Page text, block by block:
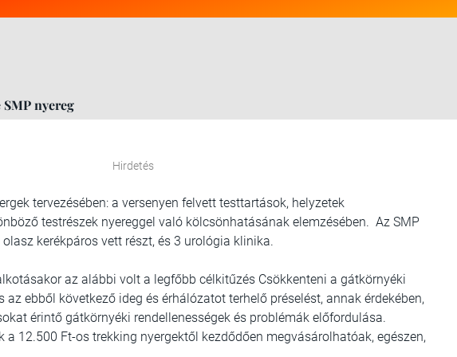
SMP nyereg
Hirdetés
tervezésében: a versenyen felvett testtartások, helyzetek
testrészek nyereggel való kölcsönhatásának elemzésében. Az SMP
kerékpáros vett részt, és 3 urológia klinika.
az alábbi volt a legfőbb célkitűzés Csökkenteni a gátkörnyéki
az ebből következő ideg és érhálózatot terhelő préselést, annak érdekében,
érintő gátkörnyéki rendellenességek és problémák előfordulása.
a 12.500 Ft-os trekking nyergektől kezdődően megvásárolhatóak, egészen,